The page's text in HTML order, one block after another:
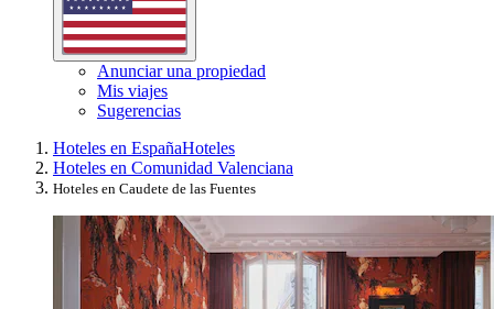
Anunciar una propiedad
Mis viajes
Sugerencias
Hoteles en EspañaHoteles
Hoteles en Comunidad Valenciana
Hoteles en Caudete de las Fuentes